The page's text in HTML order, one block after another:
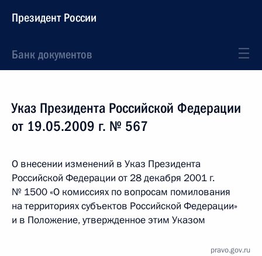
Президент России
Банк документов
Указ Президента Российской Федерации
от 19.05.2009 г. № 567
О внесении изменений в Указ Президента
Российской Федерации от 28 декабря 2001 г.
№ 1500 «О комиссиях по вопросам помилования
на территориях субъектов Российской Федерации»
и в Положение, утвержденное этим Указом
pravo.gov.ru